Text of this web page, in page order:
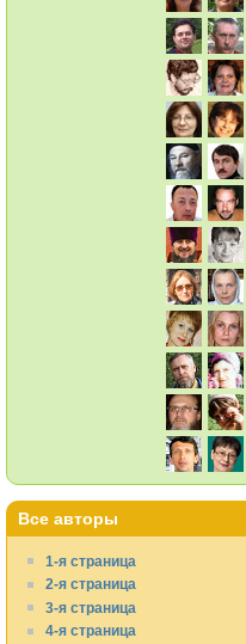
Все авторы
1-я страница
2-я страница
3-я страница
4-я страница